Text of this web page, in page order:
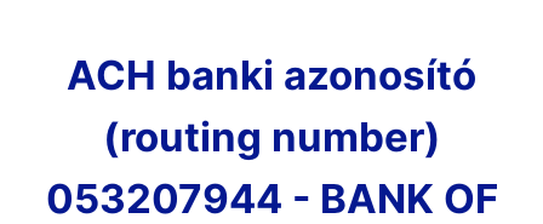
ACH banki azonosító
(routing number)
053207944 - BANK OF